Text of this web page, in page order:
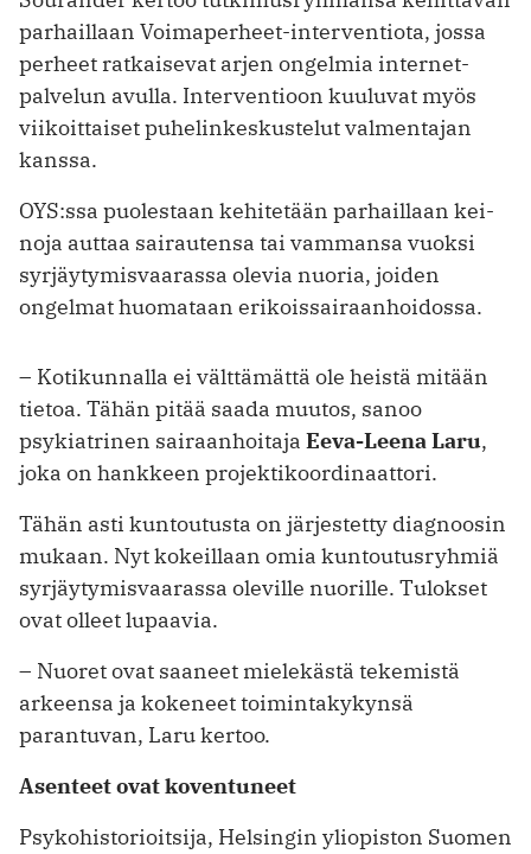
parhaillaan Voimaperheet-interventiota, jossa
perheet ratkaisevat arjen ongelmia internet-
palvelun avulla. Interventioon kuuluvat myös
viikoittaiset puhelinkeskustelut valmentajan
kanssa.
OYS:ssa puolestaan kehitetään parhaillaan kei­
noja auttaa sairautensa tai vammansa vuoksi
syrjäytymisvaarassa olevia nuoria, joiden
ongelmat huomataan erikoissairaanhoidossa.
– Kotikunnalla ei välttämättä ole heistä mitään
tietoa. Tähän pitää saada muutos, sanoo
psykiatrinen sairaanhoitaja Eeva-Leena Laru,
joka on hankkeen projektikoordinaattori.
Tähän asti kuntoutusta on järjestetty diagnoosin
mukaan. Nyt kokeillaan omia kuntoutusryhmiä
syrjäytymis­vaarassa oleville nuorille. Tulokset
ovat olleet lupaavia.
– Nuoret ovat saaneet mielekästä ­tekemistä
arkeensa ja kokeneet toimintakykynsä
parantuvan, Laru kertoo.
Asenteet ovat koventuneet
Psykohistorioitsija, Helsingin yliopiston Suomen